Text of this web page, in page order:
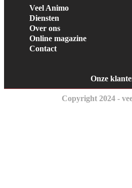
Veel Animo
Diensten
Over ons
Online magazine
Contact
Onze
Copyright 2024 -